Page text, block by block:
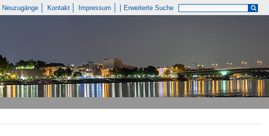
Neuzugänge Kontakt Impressum Erweiterte Suche